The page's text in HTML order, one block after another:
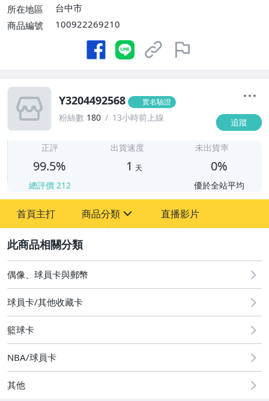
所在地區
台中市
商品編號
100922269210
Y3204492568 實名驗證
粉絲數 180 13小時前上線 追蹤
正評
99.5%
總評價 212
出貨速度
1 天
未出貨率
0%
優於全站平均
首頁主打 商品分類
偶像、球員卡與郵幣
直播影片
偶像、球員卡與郵幣
球員卡/其他收藏卡
籃球卡
NBA/球員卡
其他